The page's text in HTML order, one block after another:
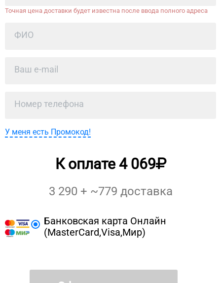
Точная цена доставки будет известна после ввода полного адреса
У меня есть Промокод!
К оплате 4 069
3 290 + ~779 доставка
Банковская карта Онлайн
(MasterCard,Visa,Мир)